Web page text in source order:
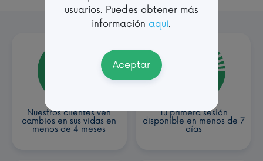
Nuestros clientes ven
cambios en sus vidas en
menos de 4 meses
Tu primera sesión
disponible en menos de 7
días
usuarios. Puedes obtener más
información aquí.
Aceptar